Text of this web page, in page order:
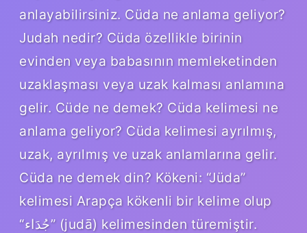
anlayabilirsiniz. Cüda ne anlama geliyor?
Judah nedir? Cüda özellikle birinin
evinden veya babasının memleketinden
uzaklaşması veya uzak kalması anlamına
gelir. Cüde ne demek? Cüda kelimesi ne
anlama geliyor? Cüda kelimesi ayrılmış,
uzak, ayrılmış ve uzak anlamlarına gelir.
Cüda ne demek din? Kökeni: “Jüda”
kelimesi Arapça kökenli bir kelime olup
“جُدَاء” (judā) kelimesinden türemiştir.